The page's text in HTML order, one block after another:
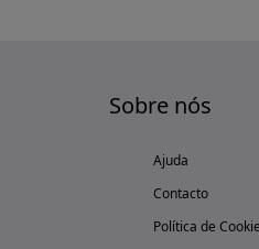
Sobre nós
Ajuda
Contacto
Política de